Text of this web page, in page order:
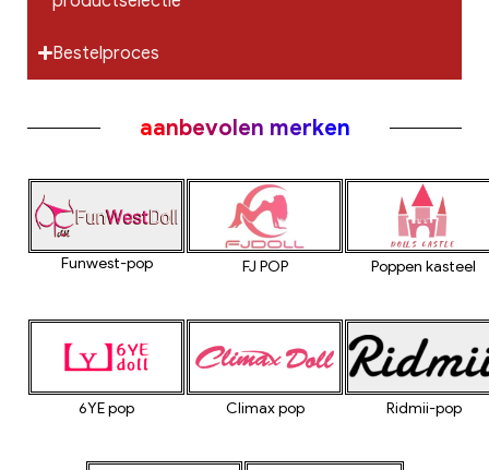
Bestelproces
aanbevolen merken
Funwest-pop FJ POP Poppen kasteel
6YE pop Climax pop Ridmii-pop